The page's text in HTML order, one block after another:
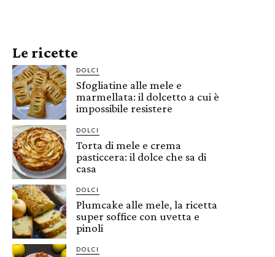
Le ricette
DOLCI
Sfogliatine alle mele e
marmellata: il dolcetto a cui è
impossibile resistere
DOLCI
Torta di mele e crema
pasticcera: il dolce che sa di
casa
DOLCI
Plumcake alle mele, la ricetta
super soffice con uvetta e
pinoli
DOLCI